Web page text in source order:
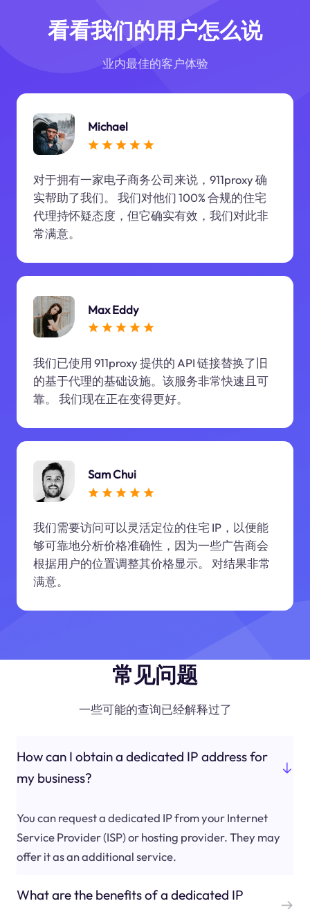
看看我们的用户怎么说
业内最佳的客户体验
Michael
对于拥有一家电子商务公司来说，911proxy 确
实帮助了我们。 我们对他们 100% 合规的住宅
代理持怀疑态度，但它确实有效，我们对此非
常满意。
Max Eddy
我们已使用 911proxy 提供的 API 链接替换了旧
的基于代理的基础设施。该服务非常快速且可
靠。 我们现在正在变得更好。
Sam Chui
我们需要访问可以灵活定位的住宅 IP，以便能
够可靠地分析价格准确性，因为一些广告商会
根据用户的位置调整其价格显示。 对结果非常
满意。
常见问题
一些可能的查询已经解释过了
How can I obtain a dedicated IP address for
my business?
You can request a dedicated IP from your Internet
Service Provider (ISP) or hosting provider. They may
offer it as an additional service.
What are the benefits of a dedicated IP